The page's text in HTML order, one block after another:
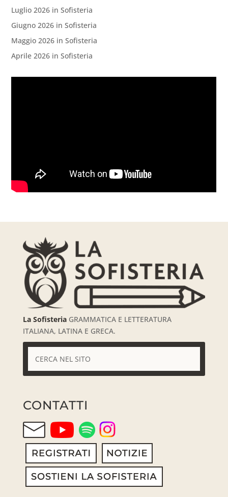
Luglio 2026 in Sofisteria
Giugno 2026 in Sofisteria
Maggio 2026 in Sofisteria
Aprile 2026 in Sofisteria
La SofisteriaGRAMMATICA E LETTERATURA
ITALIANA, LATINA E GRECA.
CONTATTI